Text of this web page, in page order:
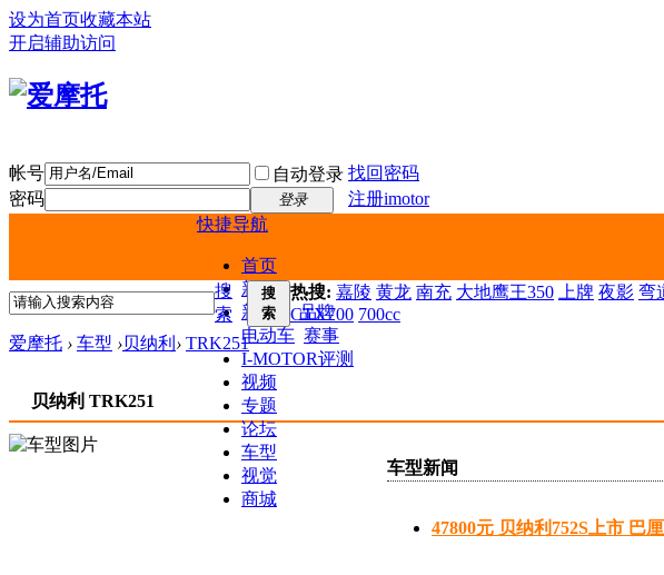
设为首页收藏本站
开启辅助访问
帐号 自动登录 找回密码
密码
登录
注册imotor
快捷导航
首页
新闻
新车
品牌
电动车 赛事
I-MOTOR评测
视频
专题
论坛
车型
视觉
商城
搜
索
搜
索
热搜: 嘉陵 黄龙 南充 大地鹰王350 上牌 夜影 弯
CTX700 700cc
爱摩托 › 车型 ›贝纳利 › TRK251
贝纳利 TRK251
车型新闻
47800元 贝纳利752S上市 巴